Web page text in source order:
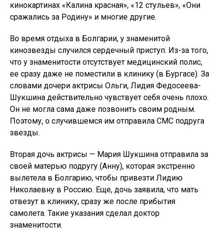
кинокартинах «Калина красная», «12 стульев», «Они
сражались за Родину» и многие другие.
Во время отдыха в Болгарии, у знаменитой
кинозвезды случился сердечный приступ. Из-за того,
что у знаменитости отсутствует медицинский полис,
ее сразу даже не поместили в клинику (в Бургасе). За
словами дочери актрисы Ольги, Лидия Федосеева-
Шукшина действительно чувствует себя очень плохо.
Он не могла сама даже позвонить своим родным.
Поэтому, о случившемся им отправила СМС подруга
звезды.
Вторая дочь актрисы — Мария Шукшина отправила за
своей матерью подругу (Анну), которая экстренно
вылетела в Болгарию, чтобы привезти Лидию
Николаевну в Россию. Еще, дочь заявила, что мать
отвезут в клинику, сразу же после прибытия
самолета. Такие указания сделал доктор
знаменитости.